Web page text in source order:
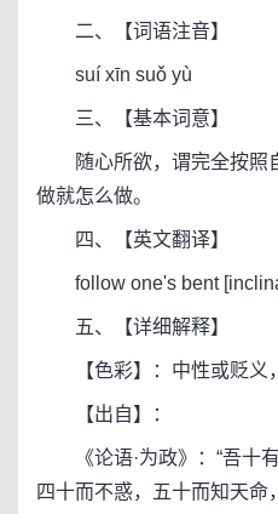
二、【词语注音】
suí xīn suǒ yù
三、【基本词意】
随心所欲，谓完全按照
做就怎么做。
四、【英文翻译】
follow one's bent
五、【详细解释】
【色彩】：中性或贬义，
【出自】：
《论语·为政》：“吾十有
四十而不惑，五十而知天